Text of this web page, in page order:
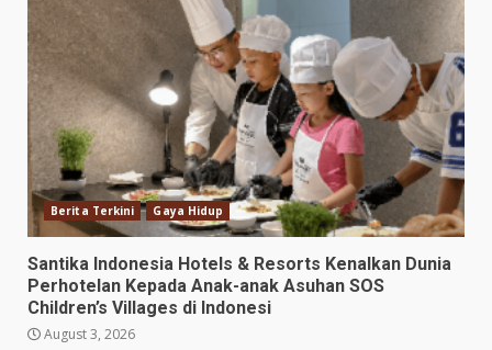
Berita Terkini Gaya Hidup
Santika Indonesia Hotels & Resorts Kenalkan Dunia
Perhotelan Kepada Anak-anak Asuhan SOS
Children’s Villages di Indonesi
August 3, 2026